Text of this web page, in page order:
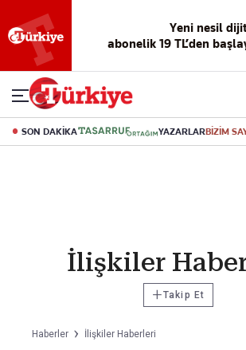
Yeni nesil
abonelik 19 TL’den
SON DAKİKA YAZARLARBİZİM
İlişkiler
+Takip Et
Haberler İlişkiler Haberleri